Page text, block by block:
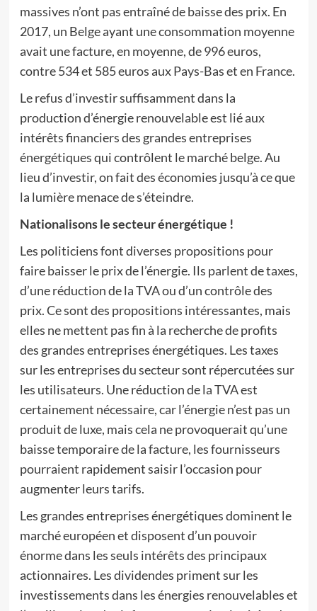
massives n’ont pas entraîné de baisse des prix. En
2017, un Belge ayant une consommation moyenne
avait une facture, en moyenne, de 996 euros,
contre 534 et 585 euros aux Pays-Bas et en France.
Le refus d’investir suffisamment dans la
production d’énergie renouvelable est lié aux
intérêts financiers des grandes entreprises
énergétiques qui contrôlent le marché belge. Au
lieu d’investir, on fait des économies jusqu’à ce que
la lumière menace de s’éteindre.
Nationalisons le secteur énergétique !
Les politiciens font diverses propositions pour
faire baisser le prix de l’énergie. Ils parlent de taxes,
d’une réduction de la TVA ou d’un contrôle des
prix. Ce sont des propositions intéressantes, mais
elles ne mettent pas fin à la recherche de profits
des grandes entreprises énergétiques. Les taxes
sur les entreprises du secteur sont répercutées sur
les utilisateurs. Une réduction de la TVA est
certainement nécessaire, car l’énergie n’est pas un
produit de luxe, mais cela ne provoquerait qu’une
baisse temporaire de la facture, les fournisseurs
pourraient rapidement saisir l’occasion pour
augmenter leurs tarifs.
Les grandes entreprises énergétiques dominent le
marché européen et disposent d’un pouvoir
énorme dans les seuls intérêts des principaux
actionnaires. Les dividendes priment sur les
investissements dans les énergies renouvelables et